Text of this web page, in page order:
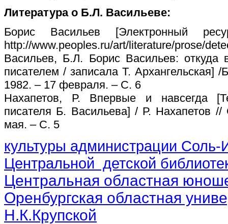
Литература о Б.Л. Васильеве:
Борис Васильев [Электронный
http://www.peoples.ru/art/literature/prose/
Васильев, Б.Л. Борис Васильев:
писателем / записала Т. Архангельская]
1982. – 17 февраля. – С. 6
Нахапетов, Р. Впервые и навсегда
писателя Б. Васильева] / Р. Нахапетов
мая. – С. 5
культуры администрации Соль-
Центральной детской
Центральная областная
Оренбургская областная
Н.К.Крупской